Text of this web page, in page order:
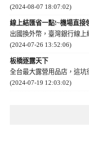
(2024-08-07 18:07:02)
線上結匯省一點!~機場直接
出國換外幣，臺灣銀行線
(2024-07-26 13:52:06)
板橋逐露天下
全台最大露營用品店，這坑
(2024-07-19 12:03:02)